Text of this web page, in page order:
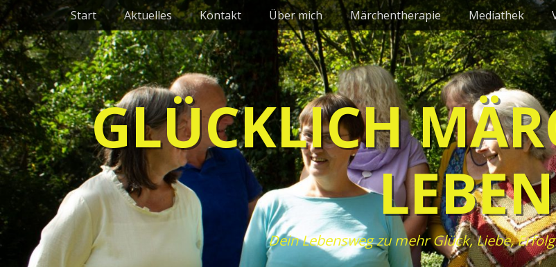
Zum
Inhalt
springen
Primäres Menü
Start Aktuelles Kontakt Über mich Märchentherapie Mediathek
GLÜCKLICH
LEBEN
Dein Lebensweg zu mehr Glück, Liebe,